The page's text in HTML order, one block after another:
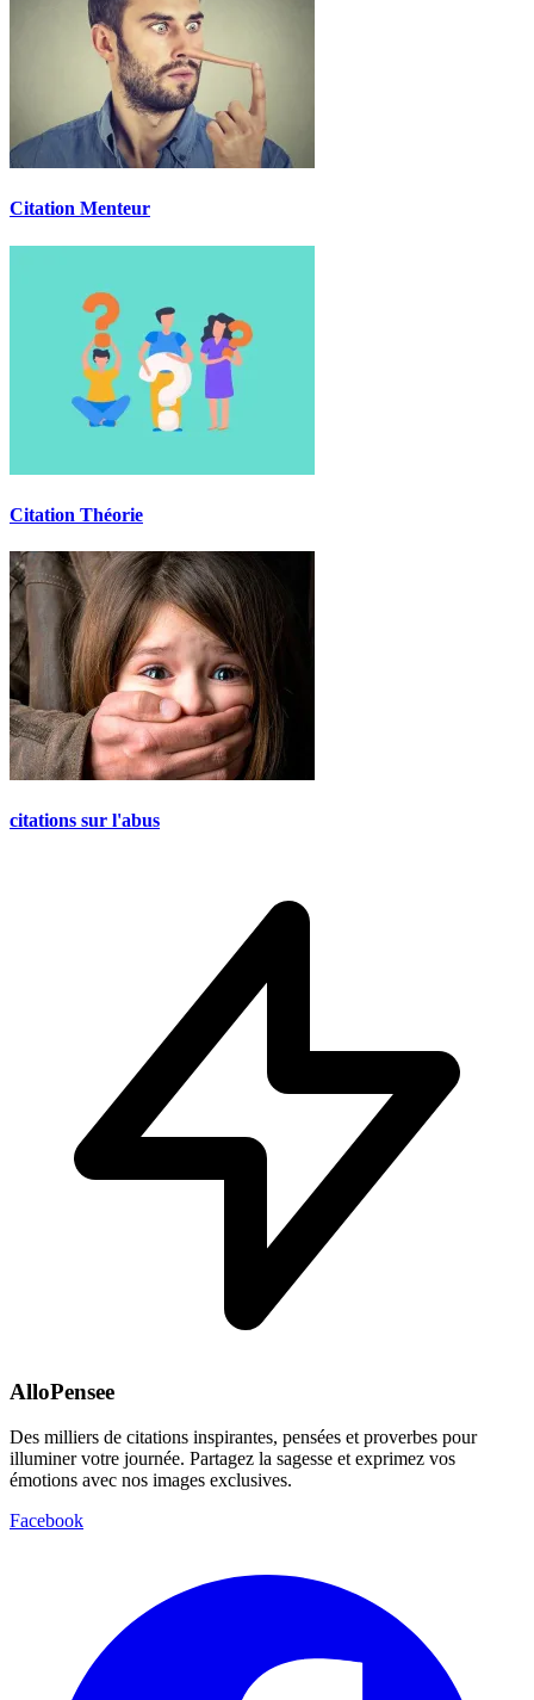
Citation Menteur
Citation Théorie
citations sur l'abus
AlloPensee
Des milliers de citations inspirantes, pensées et proverbes pour
illuminer votre journée. Partagez la sagesse et exprimez vos
émotions avec nos images exclusives.
Facebook